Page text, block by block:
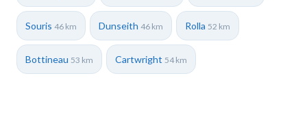
Souris 46 km Dunseith 46 km Rolla 52 km
Bottineau 53 km Cartwright 54 km